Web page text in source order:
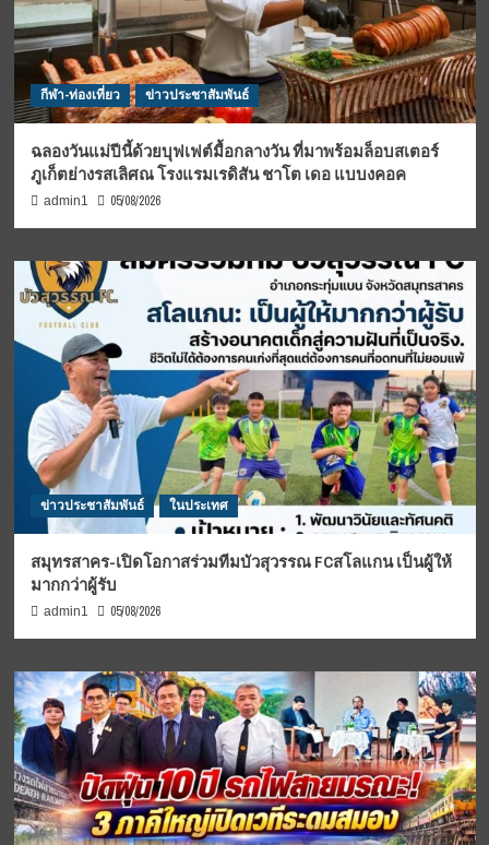
กีฬา-ท่องเที่ยว ข่าวประชาสัมพันธ์
ฉลองวันแม่ปีนี้ด้วยบุฟเฟต์มื้อกลางวัน ที่มาพร้อมล็อบสเตอร์
ภูเก็ตย่างรสเลิศณ โรงแรมเรดิสัน ชาโต เดอ แบบงคอค
admin1 05/08/2026
ข่าวประชาสัมพันธ์ ในประเทศ
สมุทรสาคร-เปิดโอกาสร่วมทีมบัวสุวรรณ FCสโลแกน เป็นผู้ให้
มากกว่าผู้รับ
admin1 05/08/2026